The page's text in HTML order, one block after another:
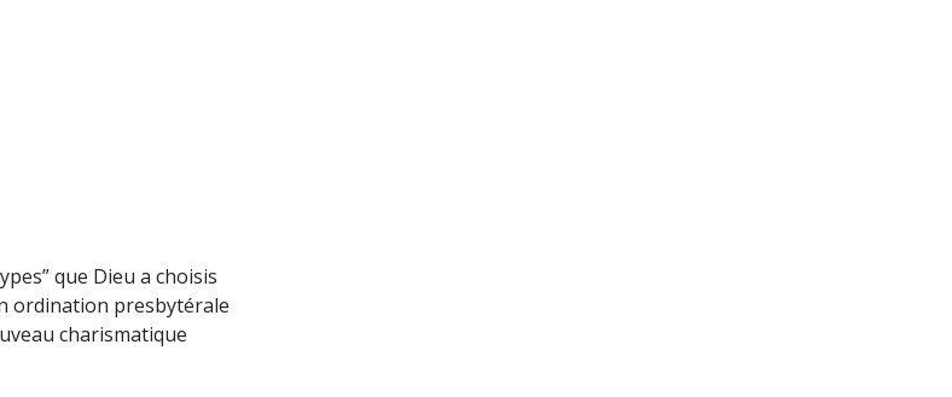
que Dieu a choisis
ordination presbytérale
charismatique